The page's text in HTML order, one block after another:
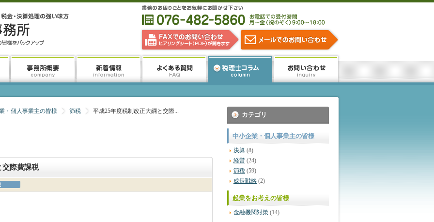
・個人事業主の皆様 節税 平成25年度税制改正大綱と交際...
交際費課税
カテゴリ
中小企業・個人事業主の皆様
決算 (8)
経営 (24)
節税 (59)
成長戦略 (2)
起業をお考えの皆様
金融機関対策 (14)